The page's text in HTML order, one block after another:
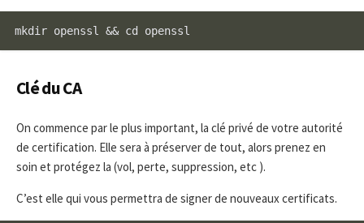
mkdir openssl && cd openssl
Clé du CA
On commence par le plus important, la clé privé de votre autorité
de certification. Elle sera à préserver de tout, alors prenez en
soin et protégez la (vol, perte, suppression, etc ).
C’est elle qui vous permettra de signer de nouveaux certificats.